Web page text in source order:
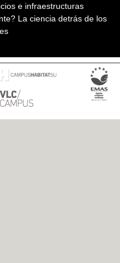
e infraestructuras
La ciencia detrás de los